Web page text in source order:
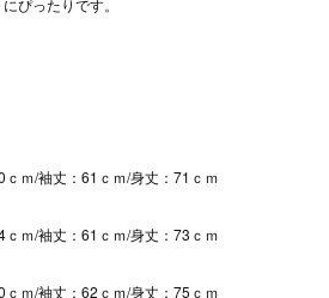
ぴったりです。
ｍ/袖丈：61ｃｍ/身丈：71ｃｍ
ｍ/袖丈：61ｃｍ/身丈：73ｃｍ
ｍ/袖丈：62ｃｍ/身丈：75ｃｍ